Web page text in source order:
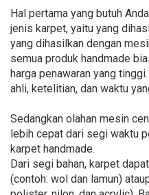
Hal pertama yang butuh
jenis karpet, yaitu yang
yang dihasilkan dengan
semua produk handmade
harga penawaran yang
ahli, ketelitian, dan waktu
Sedangkan olahan mesin
lebih cepat dari segi waktu
karpet handmade.
Dari segi bahan, karpet
(contoh: wol dan lamun)